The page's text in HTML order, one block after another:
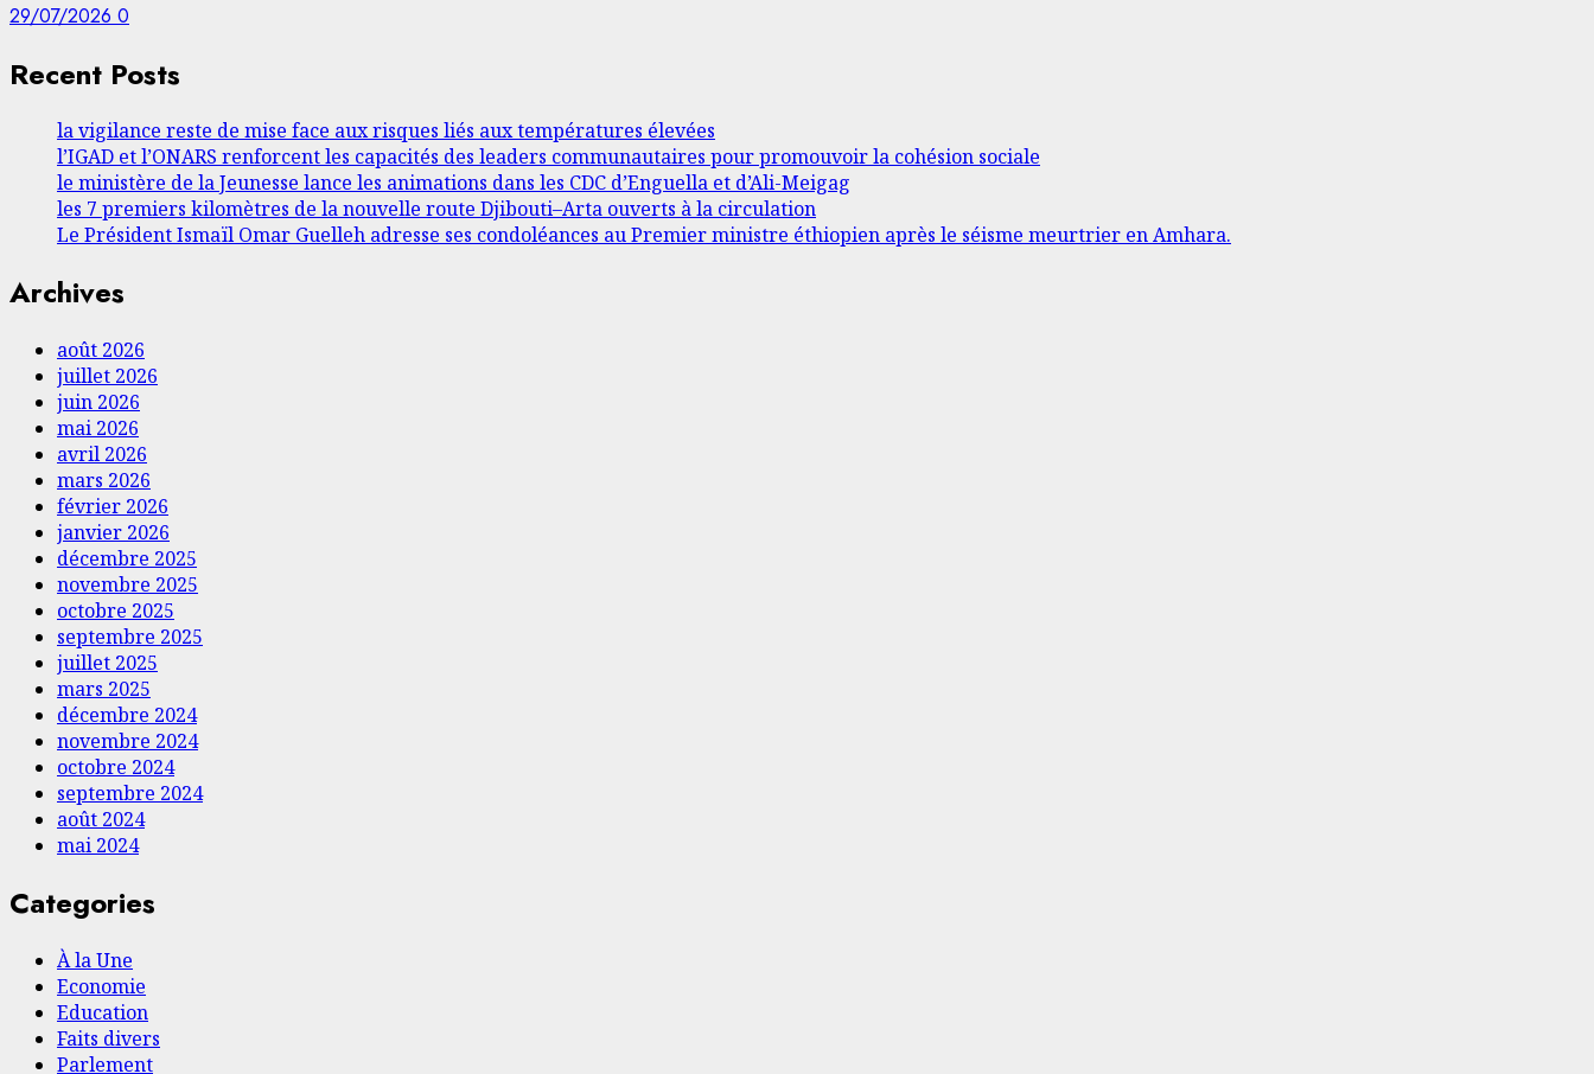
29/07/2026 0
Recent Posts
la vigilance reste de mise face aux risques liés aux températures élevées
l’IGAD et l’ONARS renforcent les capacités des leaders communautaires pour promouvoir la cohésion sociale
le ministère de la Jeunesse lance les animations dans les CDC d’Enguella et d’Ali-Meigag
les 7 premiers kilomètres de la nouvelle route Djibouti–Arta ouverts à la circulation
Le Président Ismaïl Omar Guelleh adresse ses condoléances au Premier ministre éthiopien après le séisme meurtrier en Amhara.
Archives
août 2026
juillet 2026
juin 2026
mai 2026
avril 2026
mars 2026
février 2026
janvier 2026
décembre 2025
novembre 2025
octobre 2025
septembre 2025
juillet 2025
mars 2025
décembre 2024
novembre 2024
octobre 2024
septembre 2024
août 2024
mai 2024
Categories
À la Une
Economie
Education
Faits divers
Parlement